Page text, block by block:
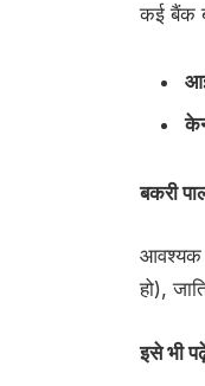
कई बैंक
बकरी
आवश्यक
हो),
इसे भी